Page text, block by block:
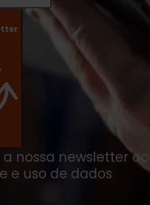
a nossa newsletter
e uso de dados